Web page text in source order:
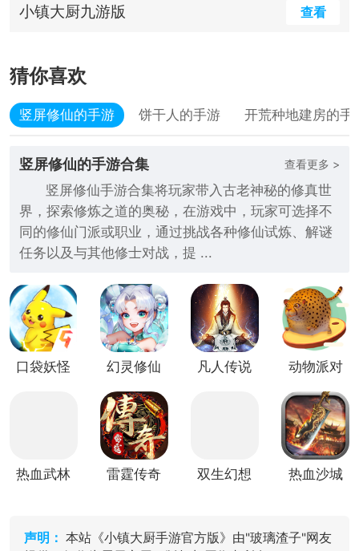
小镇大厨九游版 查看
猜你喜欢
竖屏修仙的手游 饼干人的手游 开荒种地建房的手
竖屏修仙的手游合集 查看更多 >
竖屏修仙手游合集将玩家带入古老神秘的修真世
界，探索修炼之道的奥秘，在游戏中，玩家可选择不
同的修仙门派或职业，通过挑战各种修仙试炼、解谜
任务以及与其他修士对战，提 ...
口袋妖怪
幻灵修仙
凡人传说
动物派对
热血武林
雷霆传奇
双生幻想
热血沙城
声明： 本站《小镇大厨手游官方版》由"玻璃渣子"网友